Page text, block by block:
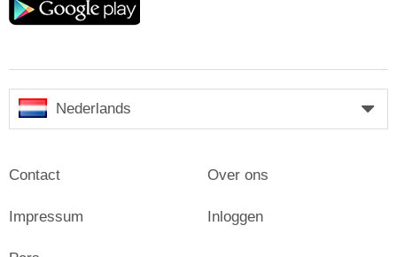
Nederlands
Contact
Impressum
Over ons
Inloggen